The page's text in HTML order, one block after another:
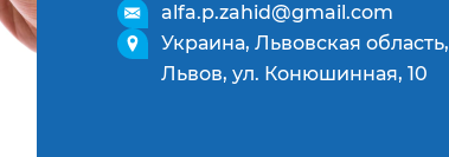
alfa.p.zahid@gmail.com
Украина, Львовская область,
Львов, ул. Конюшинная, 10